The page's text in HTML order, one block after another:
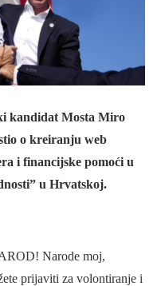
kandidat Mosta Miro
o kreiranju web
i financijske pomoći u
u Hrvatskoj.
Narode moj,
prijaviti za volontiranje i